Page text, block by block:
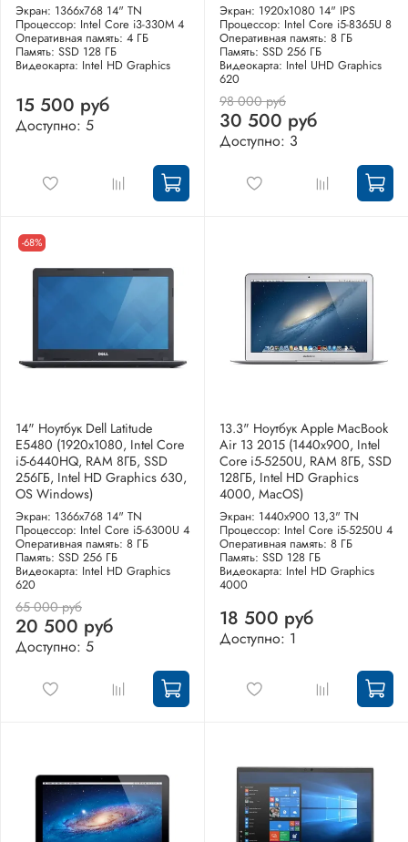
Экран: 1366x768 14" TN
Процессор: Intel Core i3-330M 4
Оперативная память: 4 ГБ
Память: SSD 128 ГБ
Видеокарта: Intel HD Graphics
15 500 руб
Доступно: 5
Экран: 1920x1080 14" IPS
Процессор: Intel Core i5-8365U 8
Оперативная память: 8 ГБ
Память: SSD 256 ГБ
Видеокарта: Intel UHD Graphics
620
98 000 руб
30 500 руб
Доступно: 3
-68%
14" Ноутбук Dell Latitude
E5480 (1920х1080, Intel Core
i5-6440HQ, RAM 8ГБ, SSD
256ГБ, Intel HD Graphics 630,
OS Windows)
Экран: 1366x768 14" TN
Процессор: Intel Core i5-6300U 4
Оперативная память: 8 ГБ
Память: SSD 256 ГБ
Видеокарта: Intel HD Graphics
620
65 000 руб
20 500 руб
Доступно: 5
13.3" Ноутбук Apple MacBook
Air 13 2015 (1440x900, Intel
Core i5-5250U, RAM 8ГБ, SSD
128ГБ, Intel HD Graphics
4000, MacOS)
Экран: 1440x900 13,3" TN
Процессор: Intel Core i5-5250U 4
Оперативная память: 8 ГБ
Память: SSD 128 ГБ
Видеокарта: Intel HD Graphics
4000
18 500 руб
Доступно: 1